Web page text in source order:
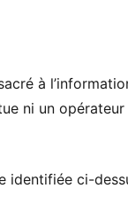
à
ni un
identifiée ci-